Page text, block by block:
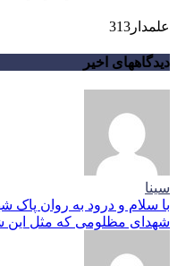
علمدار313
دیدگاههای اخیر
سینا
با سلام و درود به روان
شهدای مظلومی که مثل این